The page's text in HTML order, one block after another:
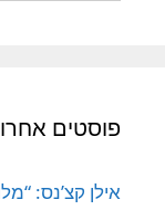
פוסטים
אילן קצ’נס: